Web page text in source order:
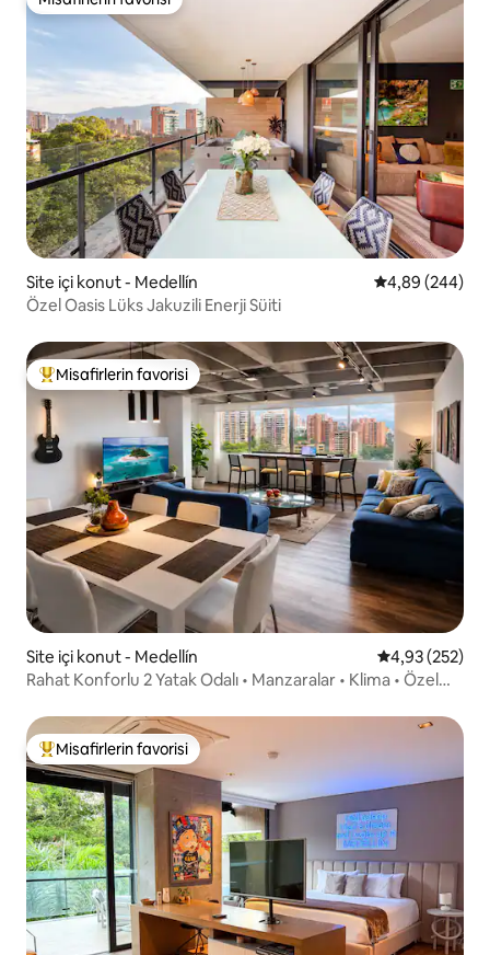
Misafirlerin favorisi
Site içi konut - Medellín 5 üzerinden
4,89 (244)
Özel Oasis Lüks Jakuzili Enerji Süiti
Misafirlerin favorilerinden en beğenilenler arasında
Misafirlerin favorisi
Site içi konut - Medellín 5 üzerinden
4,93 (252)
Rahat Konforlu 2 Yatak Odalı • Manzaralar • Klima • Özel
Misafirlerin favorilerinden en beğenilenler arasında
Misafirlerin favorisi